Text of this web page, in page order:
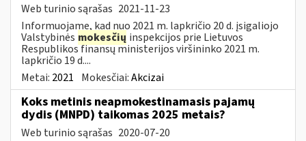
Web turinio sąrašas 2021-11-23
Informuojame, kad nuo 2021 m. lapkričio 20 d. įsigaliojo
Valstybinės mokesčių inspekcijos prie Lietuvos
Respublikos finansų ministerijos viršininko 2021 m.
lapkričio 19 d....
Metai: 2021 Mokesčiai:Akcizai
Koks metinis neapmokestinamasis pajamų
dydis (MNPD) taikomas 2025 metais?
Web turinio sąrašas 2020-07-20